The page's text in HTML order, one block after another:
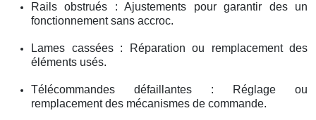
Rails obstrués : Ajustements pour garantir des un
fonctionnement sans accroc.
Lames cassées : Réparation ou remplacement des
éléments usés.
Télécommandes défaillantes : Réglage ou
remplacement des mécanismes de commande.